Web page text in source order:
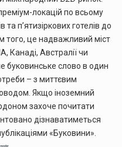
локацій по всьому
та п’ятизіркових готелів до
того, це надважливий міст
Канаді, Австралії чи
буковинське слово в один
– з миттєвим
Якщо іноземний
захоче почитати
дізнаватиметься
«Буковини».